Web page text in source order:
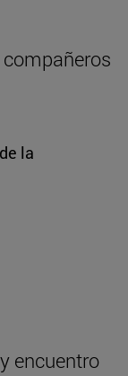
la
encuentro